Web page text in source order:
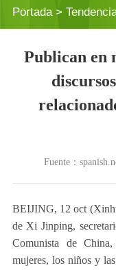
Portada>
Publican en
Fuente：
BEIJING, 12 oct
de Xi Jinping,
Comunista de
mujeres, los niños y